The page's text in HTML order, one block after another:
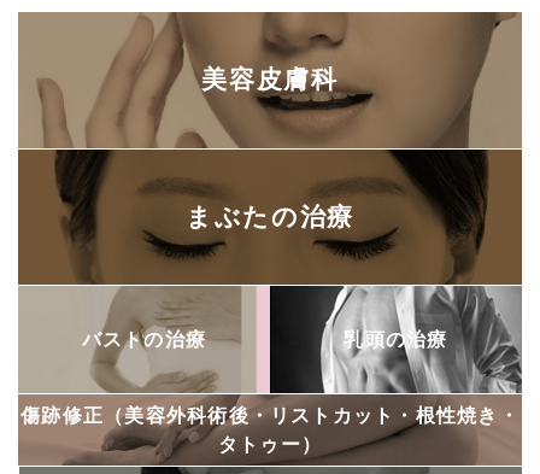
美容皮膚科
まぶたの治療
バストの治療 乳頭の治療
傷跡修正 （美容外科術後・リストカット・ 根性焼き・
タトゥー）